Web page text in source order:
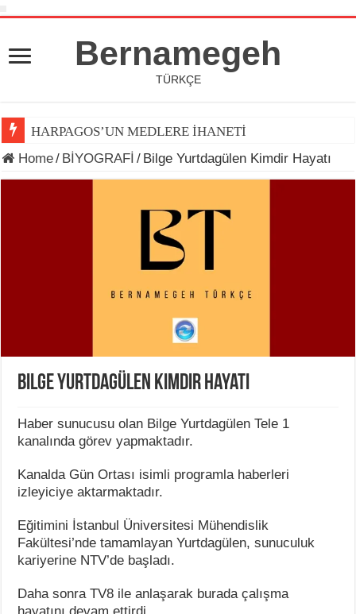
Bernamegeh
TÜRKÇE
HARPAGOS’UN MEDLERE İHANETİ
Home/ BİYOGRAFİ / Bilge Yurtdagülen Kimdir Hayatı
Bilge Yurtdagülen Kimdir Hayatı
Haber sunucusu olan Bilge Yurtdagülen Tele 1
kanalında görev yapmaktadır.
Kanalda Gün Ortası isimli programla haberleri
izleyiciye aktarmaktadır.
Eğitimini İstanbul Üniversitesi Mühendislik
Fakültesi’nde tamamlayan Yurtdagülen, sunuculuk
kariyerine NTV’de başladı.
Daha sonra TV8 ile anlaşarak burada çalışma